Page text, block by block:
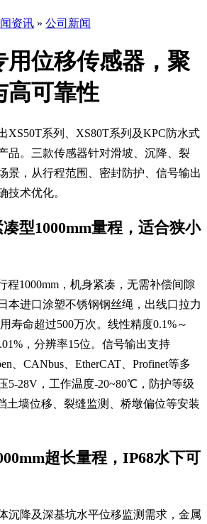
资讯 » 公司新闻
用位移传感器，聚
高可靠性
XS50T系列、XS80T系列及KPC防水式
品。三款传感器针对滑坡、沉降、裂
景，从行程范围、密封防护、信号输出
技术优化。
型1000mm量程，适合狭小
程1000mm，机身紧凑，无需补偿间隙
本进口涂塑不锈钢钢丝绳，出线口拉力
寿命超过500万次。线性精度0.1%～
，分辨率15位。信号输出支持
、CANbus、EtherCAT、Profinet等多
5-28V，工作温度-20~80℃，防护等级
土墙位移、裂缝监测、桥墩偏位等安装
超长量程，IP68水下可
沉降及深基坑水平位移监测需求，金属